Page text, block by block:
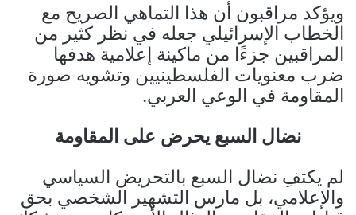
ويؤكد مراقبون أن هذا التماهي الصريح مع
الخطاب الإسرائيلي جعله في نظر كثير من
المراقبين جزءًا من ماكينة إعلامية هدفها
ضرب معنويات الفلسطينيين وتشويه صورة
المقاومة في الوعي العربي.
نضال السبع يحرض على المقاومة
لم يكتفِ نضال السبع بالتحريض السياسي
والإعلامي، بل مارس التشهير الشخصي بحق